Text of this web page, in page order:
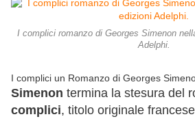
I complici romanzo di Georges Simenon
Adelphi.
I complici un Romanzo di Georges
Simenon termina la stesura del
complici, titolo originale francese